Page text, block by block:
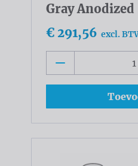
Gray Anodized
€ 291,56 excl.